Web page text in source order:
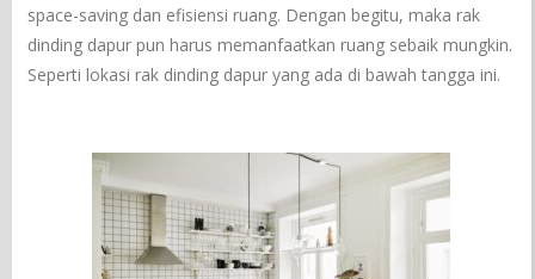
space-saving dan efisiensi ruang. Dengan begitu, maka rak
dinding dapur pun harus memanfaatkan ruang sebaik mungkin.
Seperti lokasi rak dinding dapur yang ada di bawah tangga ini.